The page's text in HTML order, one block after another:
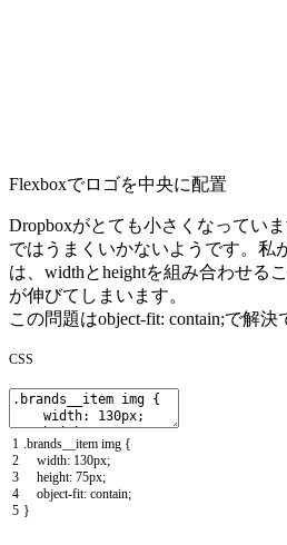
Flexboxでロゴを中央に配置
Dropboxがとても小さくなっていま
ではうまくいかないようです。私
は、 widthとheightを組み合わせる
が伸びてしまいます。
この問題はobject-fit: contain;で解決
CSS
1
2
3
4
5
.brands__item img {
width: 130px;
height: 75px;
object-fit: contain;
}